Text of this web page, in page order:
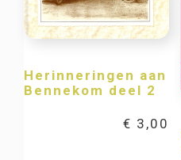
Herinneringen aan
Bennekom deel 2
€ 3,00